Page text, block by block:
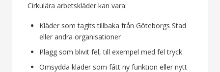
Cirkulära arbetskläder kan vara:
Kläder som tagits tillbaka från Göteborgs Stad
eller andra organisationer
Plagg som blivit fel, till exempel med fel tryck
Omsydda kläder som fått ny funktion eller nytt